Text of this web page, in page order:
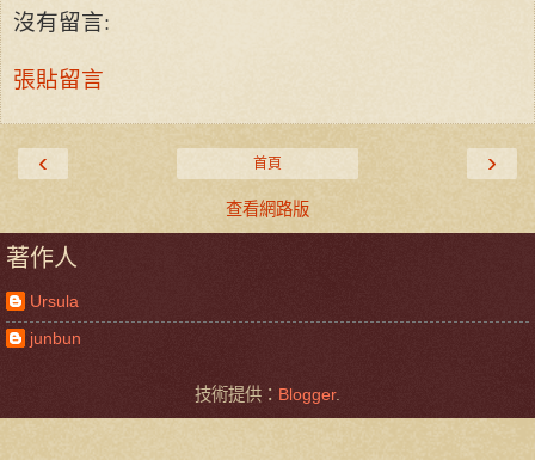
沒有留言:
張貼留言
‹ ›
首頁
查看網路版
著作人
Ursula
junbun
技術提供： Blogger.